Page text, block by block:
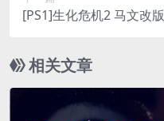
[PS1]生化危机2 马文改版
相关文章